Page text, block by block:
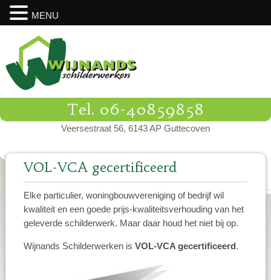
Tel. 06-40859858
Veersestraat 56, 6143 AP Guttecoven
VOL-VCA gecertificeerd
Elke particulier, woningbouwvereniging of bedrijf wil
kwaliteit en een goede prijs-kwaliteitsverhouding van het
geleverde schilderwerk. Maar daar houd het niet bij op.
Wijnands Schilderwerken is VOL-VCA gecertificeerd.
MENU